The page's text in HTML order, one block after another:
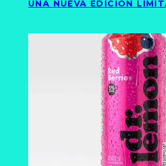
UNA NUEVA EDICIÓN